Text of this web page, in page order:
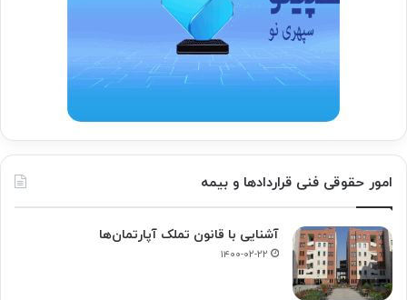
امور حقوقی فنی قراردادها و بیمه
آشنایی با قانون تملک آپارتمان‌ها
۱۴۰۰-۰۲-۲۲